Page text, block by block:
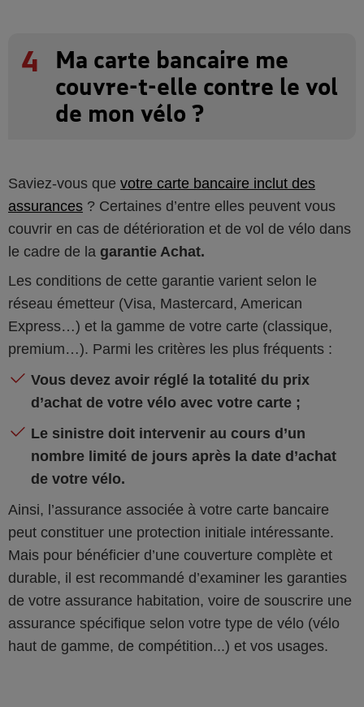
4
Ma carte bancaire me
couvre-t-elle contre le vol
de mon vélo ?
Saviez-vous que votre carte bancaire inclut des
assurances ? Certaines d’entre elles peuvent vous
couvrir en cas de détérioration et de vol de vélo dans
le cadre de la garantie Achat.
Les conditions de cette garantie varient selon le
réseau émetteur (Visa, Mastercard, American
Express…) et la gamme de votre carte (classique,
premium…). Parmi les critères les plus fréquents :
Vous devez avoir réglé la totalité du prix
d’achat de votre vélo avec votre carte ;
Le sinistre doit intervenir au cours d’un
nombre limité de jours après la date d’achat
de votre vélo.
Ainsi, l’assurance associée à votre carte bancaire
peut constituer une protection initiale intéressante.
Mais pour bénéficier d’une couverture complète et
durable, il est recommandé d’examiner les garanties
de votre assurance habitation, voire de souscrire une
assurance spécifique selon votre type de vélo (vélo
haut de gamme, de compétition...) et vos usages.